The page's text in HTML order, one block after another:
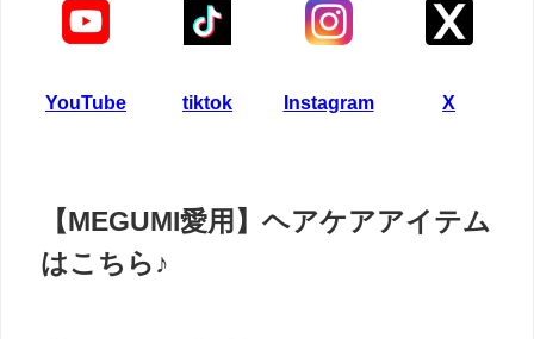
YouTube tiktok Instagram X
【MEGUMI愛用】ヘアケアアイテム
はこちら♪